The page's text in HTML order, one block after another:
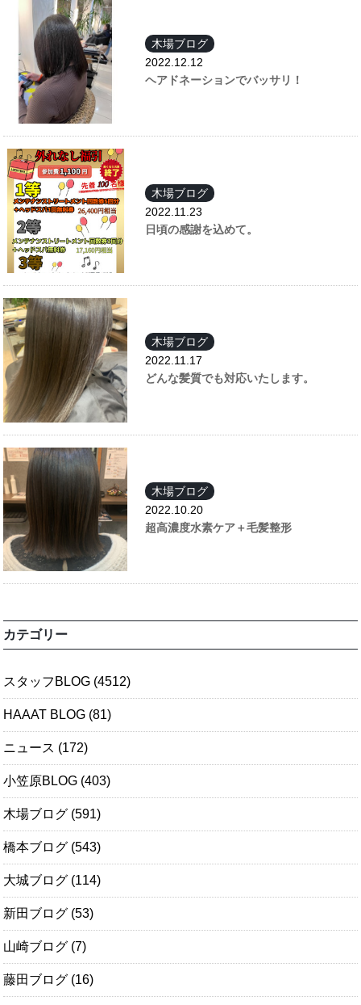
木場ブログ
2022.12.12
ヘアドネーションでバッサリ！
木場ブログ
2022.11.23
日頃の感謝を込めて。
木場ブログ
2022.11.17
どんな髪質でも対応いたします。
木場ブログ
2022.10.20
超高濃度水素ケア＋毛髪整形
カテゴリー
スタッフBLOG (4512)
HAAAT BLOG (81)
ニュース (172)
小笠原BLOG (403)
木場ブログ (591)
橋本ブログ (543)
大城ブログ (114)
新田ブログ (53)
山崎ブログ (7)
藤田ブログ (16)